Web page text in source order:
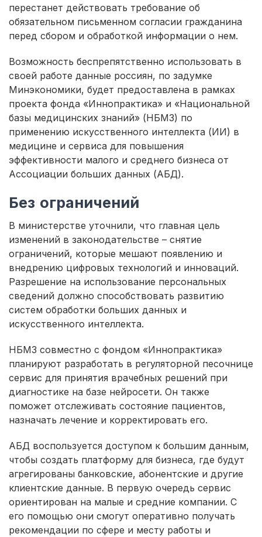
перестанет действовать требование об
обязательном письменном согласии гражданина
перед сбором и обработкой информации о нем.
Возможность беспрепятственно использовать в
своей работе данные россиян, по задумке
Минэкономики, будет предоставлена в рамках
проекта фонда «Иннопрактика» и «Национальной
базы медицинских знаний» (НБМЗ) по
применению искусственного интеллекта (ИИ) в
медицине и сервиса для повышения
эффективности малого и среднего бизнеса от
Ассоциации больших данных (АБД).
Без ограничений
В министерстве уточнили, что главная цель
изменений в законодательстве – снятие
ограничений, которые мешают появлению и
внедрению цифровых технологий и инноваций.
Разрешение на использование персональных
сведений должно способствовать развитию
систем обработки больших данных и
искусственного интеллекта.
НБМЗ совместно с фондом «Иннопрактика»
планируют разработать в регуляторной песочнице
сервис для принятия врачебных решений при
диагностике на базе нейросети. Он также
поможет отслеживать состояние пациентов,
назначать лечение и корректировать его.
АБД воспользуется доступом к большим данным,
чтобы создать платформу для бизнеса, где будут
агрегированы банковские, абонентские и другие
клиентские данные. В первую очередь сервис
ориентирован на малые и средние компании. С
его помощью они смогут оперативно получать
рекомендации по сфере и месту работы и